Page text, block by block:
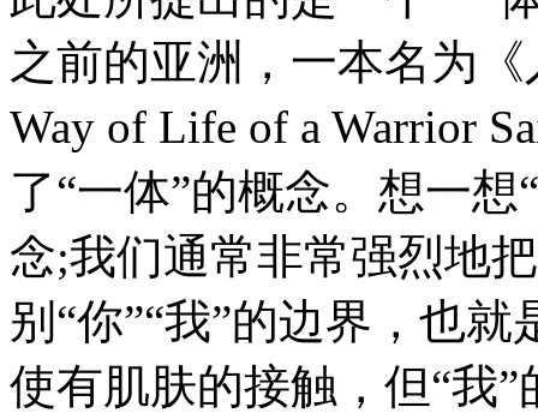
之前的亚洲，一本名为
Way of Life of a Warrior
了“一体”的概念。想一
念;我们通常非常强烈地
别“你”“我”的边界，也
使有肌肤的接触，但“我